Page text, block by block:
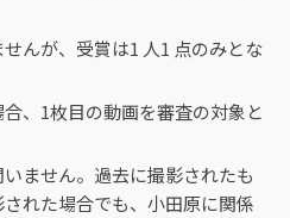
んが、受賞は1 人1 点のみとな
、1枚目の動画を審査の対象と
ません。過去に撮影されたも
れた場合でも、小田原に関係